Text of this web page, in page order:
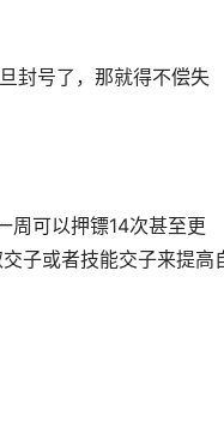
封号了，那就得不偿失
周可以押镖14次甚至更
子或者技能交子来提高